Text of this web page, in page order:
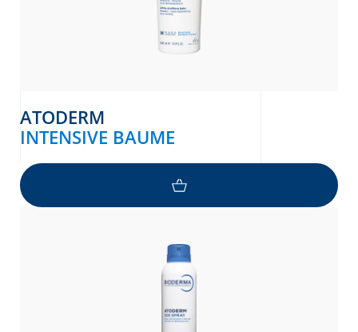
ATODERM
INTENSIVE BAUME